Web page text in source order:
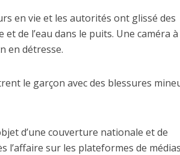
en vie et les autorités ont glissé des
de l’eau dans le puits. Une caméra à
en détresse.
le garçon avec des blessures
d’une couverture nationale et de
l’affaire sur les plateformes de médias